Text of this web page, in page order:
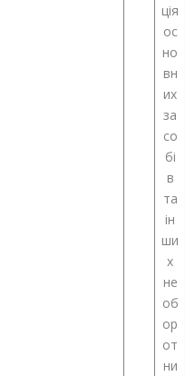
ція
ос
но
вн
их
за
со
бі
в
та
ін
ши
х
не
об
ор
от
ни